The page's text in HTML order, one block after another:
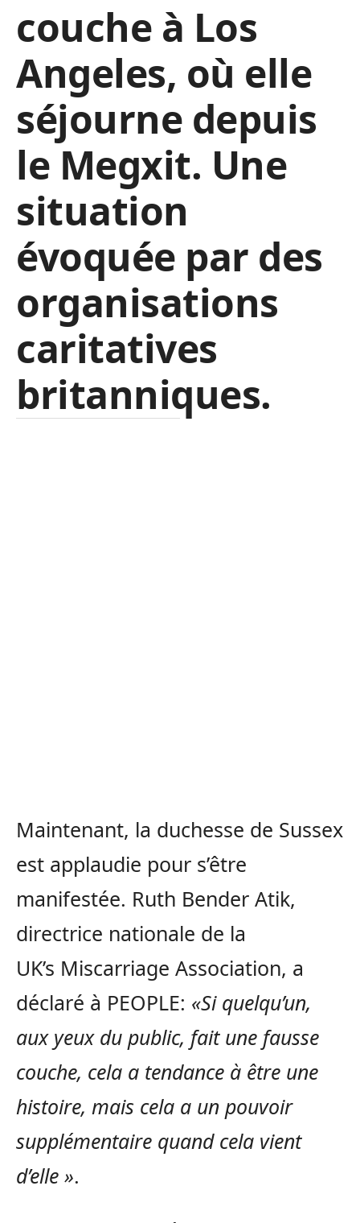
couche à Los
Angeles, où elle
séjourne depuis
le Megxit. Une
situation
évoquée par des
organisations
caritatives
britanniques.
Maintenant, la duchesse de Sussex
est applaudie pour s’être
manifestée. Ruth Bender Atik,
directrice nationale de la
UK’s Miscarriage Association, a
déclaré à PEOPLE: «Si quelqu’un,
aux yeux du public, fait une fausse
couche, cela a tendance à être une
histoire, mais cela a un pouvoir
supplémentaire quand cela vient
d’elle ».